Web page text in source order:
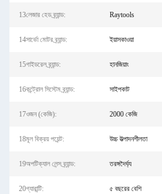
13লেজার হেড ব্র্যান্ড: Raytools
14সার্ভো মোটর ব্র্যান্ড: ইয়াসকাওয়া
15গাইডরেল ব্র্যান্ড: হানজিয়াং
16কন্ট্রোল সিস্টেম ব্র্যান্ড: সাইপকাট
17ওজন (কেজি): 2000 কেজি
18মূল বিক্রয় পয়েন্ট: উচ্চ উত্পাদনশীলতা
19অপটিক্যাল লেন্স ব্র্যান্ড: তরঙ্গদৈর্ঘ্য
20গ্যারান্টি: ৫ বছরের বেশি